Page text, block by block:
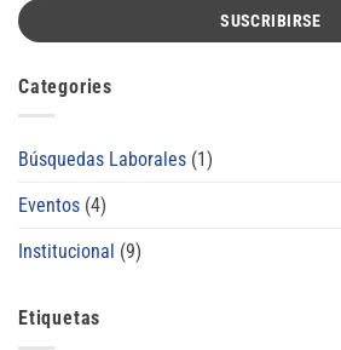
Categories
Búsquedas Laborales (1)
Eventos (4)
Institucional (9)
Etiquetas